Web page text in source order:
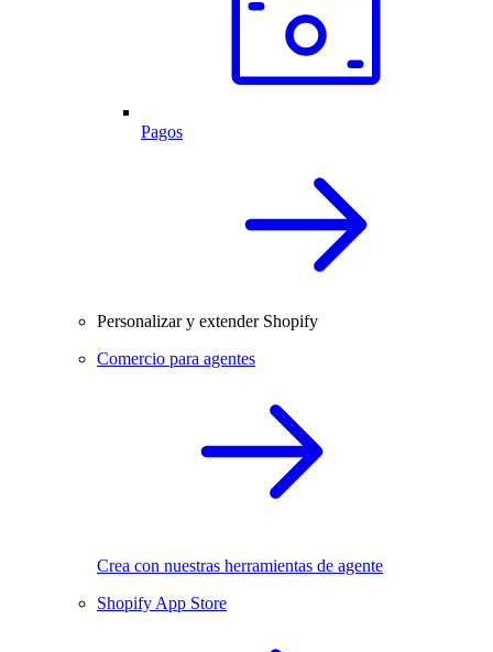
Pagos
Personalizar y extender Shopify
Comercio para agentes
Crea con nuestras herramientas de agente
Shopify App Store